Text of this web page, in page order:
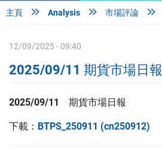
主頁  Analysis  市場評論 
12/09/2025 - 09:40
2025/09/11 期貨市場日報
2025/09/11 期貨市場日報
下載： BTPS_250911 (cn250912)